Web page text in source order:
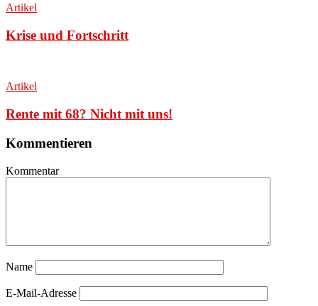
Artikel
Krise und Fortschritt
Artikel
Rente mit 68? Nicht mit uns!
Kommentieren
Kommentar
Name
E-Mail-Adresse